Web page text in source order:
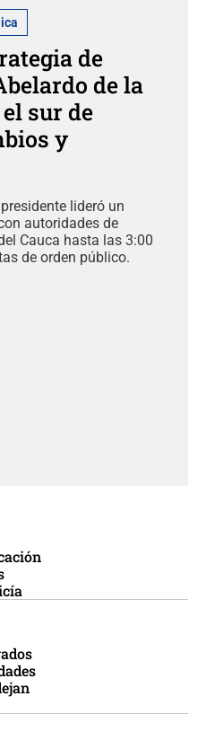
de
de la
sur de
y
lideró un
autoridades de
Cauca hasta las 3:00
de orden público.